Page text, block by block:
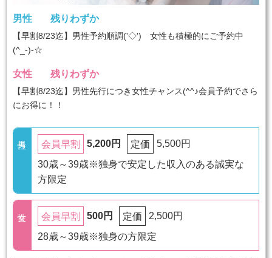
男性 残りわずか
【早割8/23迄】男性予約順調('◇')ゞ女性も積極的にご予約中
(^_-)-☆
女性 残りわずか
【早割8/23迄】男性先行につき女性チャンス(^^♪会員予約でさら
にお得に！！
会員早割 5,200円 定価
5,500円
30歳～39歳※独身で安定した収入のある誠実な
方限定
会員早割 500円 定価
2,500円
28歳～39歳※独身の方限定